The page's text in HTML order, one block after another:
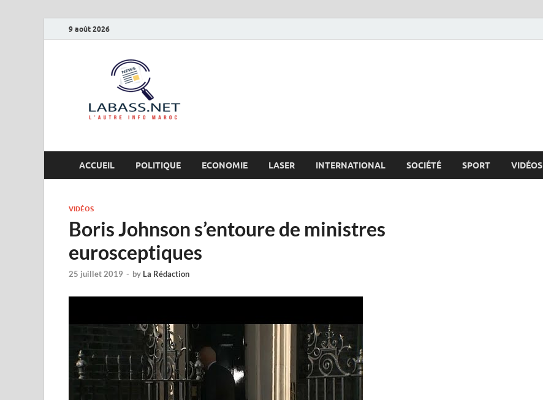
9 août 2026
ACCUEIL POLITIQUE ECONOMIE LASER INTERNATIONAL SOCIÉTÉ SPORT VIDÉOS
VIDÉOS
Boris Johnson s’entoure de ministres
eurosceptiques
25 juillet 2019 - by La Rédaction